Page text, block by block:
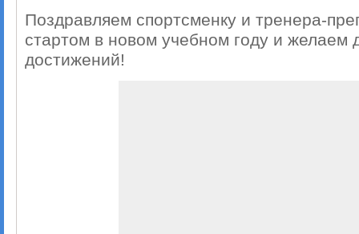
Поздравляем спортсменку и тренера-
стартом в новом учебном году и желаем
достижений!